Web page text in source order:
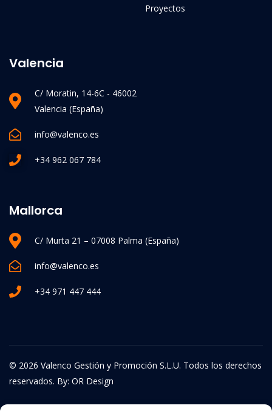
Proyectos
Valencia
C/ Moratin, 14-6C - 46002
Valencia (España)
info@valenco.es
+34 962 067 784
Mallorca
C/ Murta 21 – 07008 Palma (España)
info@valenco.es
+34 971 447 444
© 2026 Valenco Gestión y Promoción S.L.U. Todos los derechos
reservados. By: OR Design